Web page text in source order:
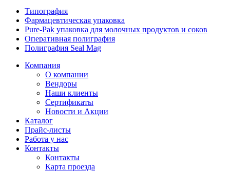
Типография
Фармацевтическая упаковка
Pure-Pak упаковка для молочных продуктов и соков
Оперативная полиграфия
Полиграфия Seal Mag
Компания
О компании
Вендоры
Наши клиенты
Сертификаты
Новости и Акции
Каталог
Прайс-листы
Работа у нас
Контакты
Контакты
Карта проезда